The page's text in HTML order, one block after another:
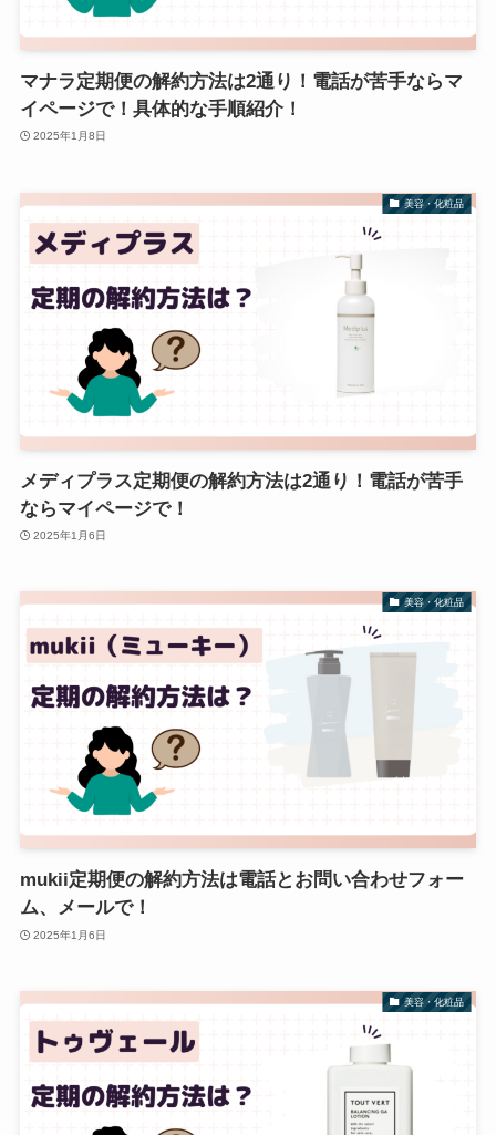
マナラ定期便の解約方法は2通り！電話が苦手ならマ
イページで！具体的な手順紹介！
2025年1月8日
美容・化粧品
メディプラス定期便の解約方法は2通り！電話が苦手
ならマイページで！
2025年1月6日
美容・化粧品
mukii定期便の解約方法は電話とお問い合わせフォー
ム、メールで！
2025年1月6日
美容・化粧品